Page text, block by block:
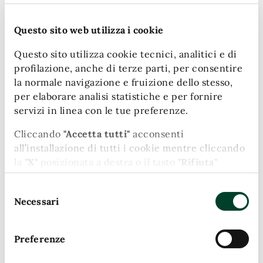
Questo sito web utilizza i cookie
Questo sito utilizza cookie tecnici, analitici e di
profilazione, anche di terze parti, per consentire
la normale navigazione e fruizione dello stesso,
per elaborare analisi statistiche e per fornire
servizi in linea con le tue preferenze.
Cliccando "Accetta tutti" acconsenti
all’installazione di tutti i cookie mentre cliccando
la "X" posizionata a destra o il tasto "Rifiuta"
chiudi il banner e continui la navigazione in
preferenze cliccando l'apposita icona posizionata
in basso a sinistra; per maggiori informazioni
delNecessari
Preferenze
Urbana e dalla capacità del Comune di Terni di impiegarle in
A cura di